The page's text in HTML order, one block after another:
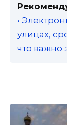
•
улицах,
что важно